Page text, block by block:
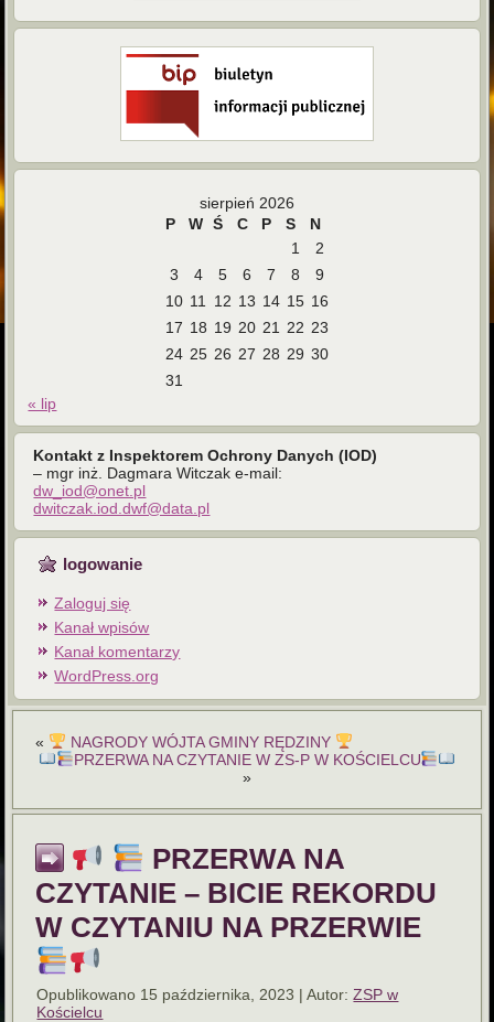
sierpień 2026
P
W Ś C P S
N
1
2
3
4 5 6 7 8
9
10 11 12 13 14 15 16
17 18 19 20 21 22 23
24 25 26 27 28 29 30
31
« lip
Kontakt z Inspektorem Ochrony Danych (IOD)
– mgr inż. Dagmara Witczak e-mail:
dw_iod@onet.pl
dwitczak.iod.dwf@data.pl
logowanie
Zaloguj się
Kanał wpisów
Kanał komentarzy
WordPress.org
«
NAGRODY WÓJTA GMINY RĘDZINY
PRZERWA NA CZYTANIE W ZS-P W KOŚCIELCU
»
PRZERWA NA
CZYTANIE – BICIE REKORDU
W CZYTANIU NA PRZERWIE
Opublikowano 15 października, 2023 |Autor: ZSP w
Kościelcu